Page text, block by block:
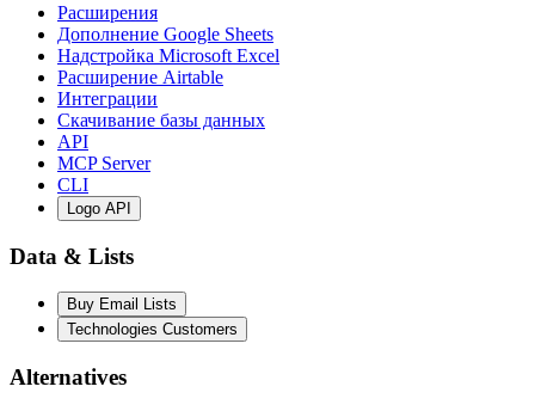
Расширения
Дополнение Google Sheets
Надстройка Microsoft Excel
Расширение Airtable
Интеграции
Скачивание базы данных
API
MCP Server
CLI
Logo API
Data & Lists
Buy Email Lists
Technologies Customers
Alternatives